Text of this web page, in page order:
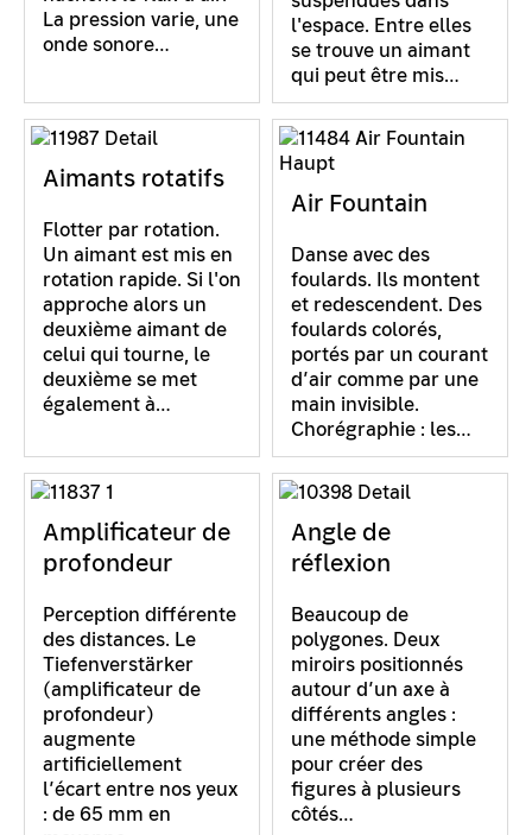
La pression varie, une
onde sonore…
l'espace. Entre elles
se trouve un aimant
qui peut être mis…
Aimants rotatifs
Flotter par rotation.
Un aimant est mis en
rotation rapide. Si l'on
approche alors un
deuxième aimant de
celui qui tourne, le
deuxième se met
également à…
Air Fountain
Danse avec des
foulards. Ils montent
et redescendent. Des
foulards colorés,
portés par un courant
d’air comme par une
main invisible.
Chorégraphie : les…
Amplificateur de
profondeur
Perception différente
des distances. Le
Tiefenverstärker
(amplificateur de
profondeur)
augmente
artificiellement
l’écart entre nos yeux
: de 65 mm en
Angle de
réflexion
Beaucoup de
polygones. Deux
miroirs positionnés
autour d’un axe à
différents angles :
une méthode simple
pour créer des
figures à plusieurs
côtés…